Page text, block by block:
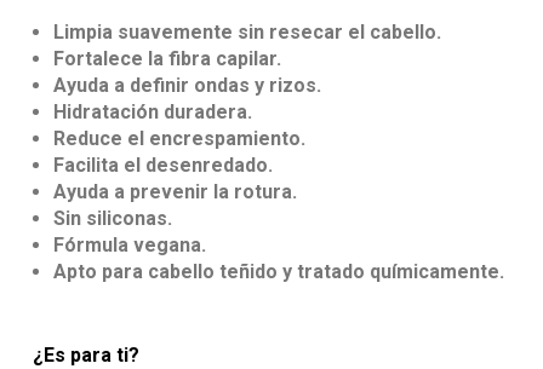
Limpia suavemente sin resecar el cabello.
Fortalece la fibra capilar.
Ayuda a definir ondas y rizos.
Hidratación duradera.
Reduce el encrespamiento.
Facilita el desenredado.
Ayuda a prevenir la rotura.
Sin siliconas.
Fórmula vegana.
Apto para cabello teñido y tratado químicamente.
¿Es para ti?